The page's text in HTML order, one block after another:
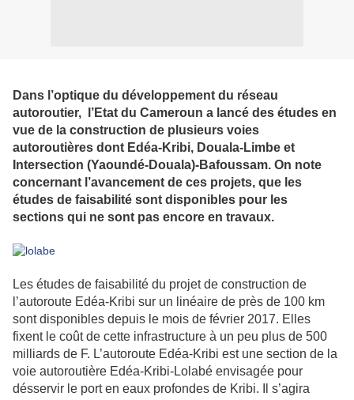
Dans l’optique du développement du réseau
autoroutier, l’Etat du Cameroun a lancé des études en
vue de la construction de plusieurs voies
autoroutières dont Edéa-Kribi, Douala-Limbe et
Intersection (Yaoundé-Douala)-Bafoussam. On note
concernant l’avancement de ces projets, que les
études de faisabilité sont disponibles pour les
sections qui ne sont pas encore en travaux.
Les études de faisabilité du projet de construction de
l’autoroute Edéa-Kribi sur un linéaire de près de 100 km
sont disponibles depuis le mois de février 2017. Elles
fixent le coût de cette infrastructure à un peu plus de 500
milliards de F. L’autoroute Edéa-Kribi est une section de la
voie autoroutière Edéa-Kribi-Lolabé envisagée pour
désservir le port en eaux profondes de Kribi. Il s’agira